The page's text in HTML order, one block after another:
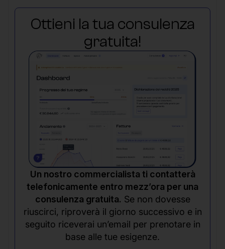
Ottieni la tua consulenza
gratuita!
Un nostro commercialista ti contatterà
telefonicamente entro mezz’ora per una
consulenza gratuita. Se non dovesse
riuscirci, riproverà il giorno successivo e in
seguito riceverai un’email per prenotare in
base alle tue esigenze.